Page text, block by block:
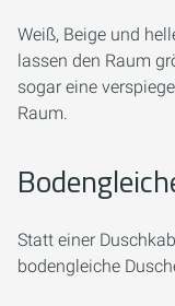
Weiß, Beige und
lassen den Raum
sogar eine
Raum.
Statt einer
bodengleiche